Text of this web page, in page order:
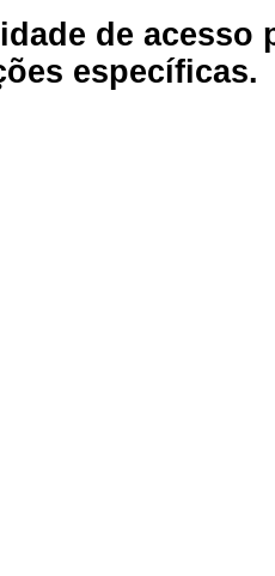
de
específicas.